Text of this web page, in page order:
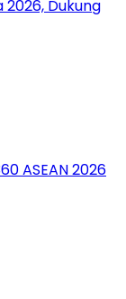
2026, Dukung
ASEAN 2026